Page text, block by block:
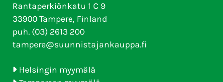
Rantaperkiönkatu 1 C 9
33900 Tampere, Finland
puh. (03) 2613 200
tampere@suunnistajankauppa.fi
Helsingin myymälä